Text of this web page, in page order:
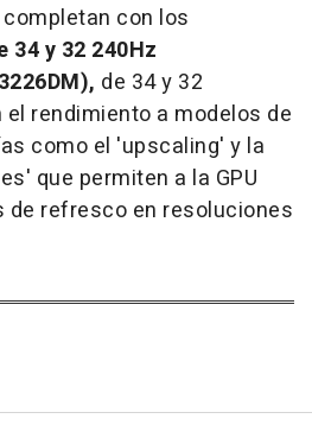
con los
34 y 32 240Hz
de 34 y 32
rendimiento a modelos de
como el 'upscaling' y la
que permiten a la GPU
refresco en resoluciones